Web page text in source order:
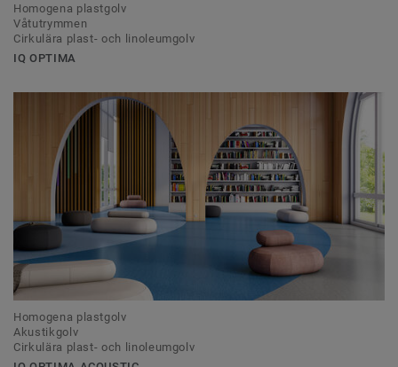
Homogena plastgolv
Våtutrymmen
Cirkulära plast- och linoleumgolv
IQ OPTIMA
Homogena plastgolv
Akustikgolv
Cirkulära plast- och linoleumgolv